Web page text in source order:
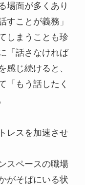
場面が多くあり
すことが義務」
しまうことも珍
「話さなければ
感じ続けると、
「もう話したく
レスを加速させ
スペースの職場
がそばにいる状